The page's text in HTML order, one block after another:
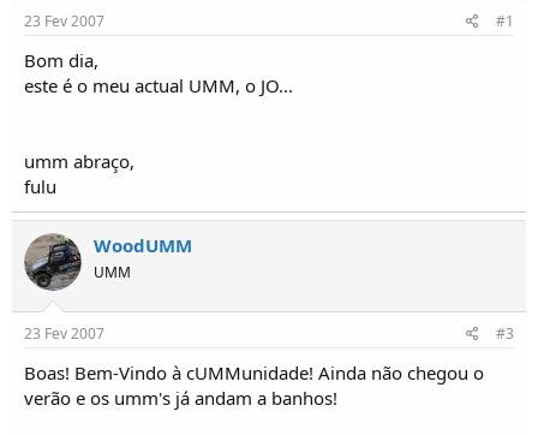
d
o
r
d
e
p
i
c
o
s
i
n
i
23 Fev 2007 #1
Bom dia,
este é o meu actual UMM, o JO...
umm abraço,
fulu
WoodUMM
UMM
23 Fev 2007 #3
Boas! Bem-Vindo à cUMMunidade! Ainda não chegou o
verão e os umm's já andam a banhos!